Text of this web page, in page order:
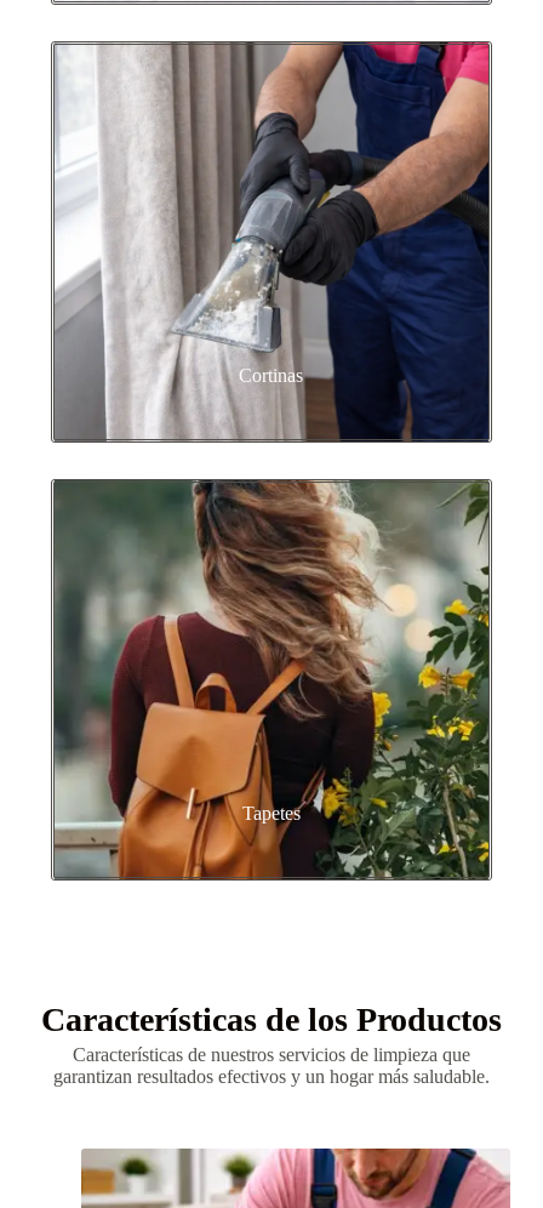
Cortinas
Tapetes
Características de los Productos
Características de nuestros servicios de limpieza que
garantizan resultados efectivos y un hogar más saludable.